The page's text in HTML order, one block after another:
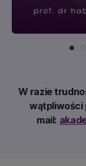
W razie
wątpliwości
mail: